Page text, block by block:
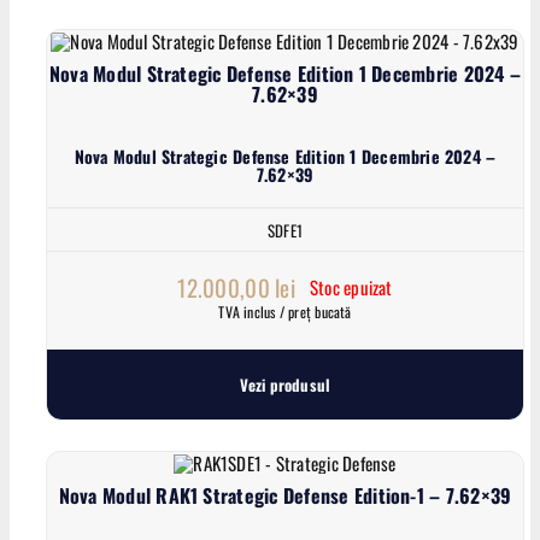
Nova Modul Strategic Defense Edition 1 Decembrie 2024 –
7.62×39
Nova Modul Strategic Defense Edition 1 Decembrie 2024 –
7.62×39
SDFE1
12.000,00 lei Stoc epuizat
TVA inclus / preț bucată
Vezi produsul
Nova Modul RAK1 Strategic Defense Edition-1 – 7.62×39